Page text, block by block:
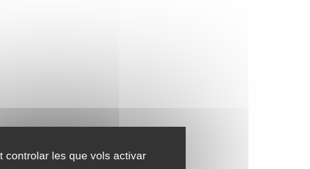
controlar les que vols activar